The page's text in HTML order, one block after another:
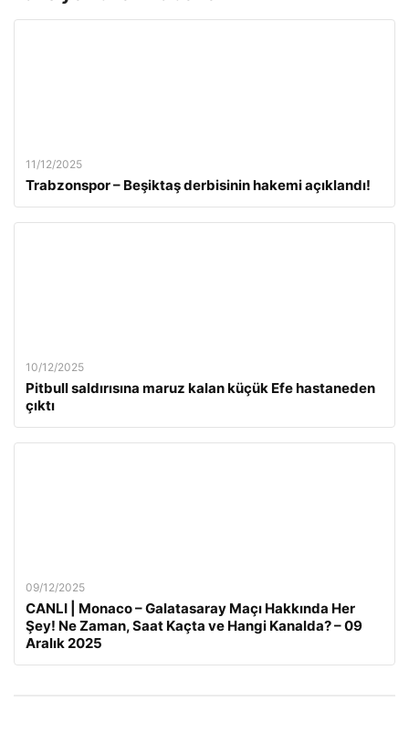
11/12/2025
Trabzonspor – Beşiktaş derbisinin hakemi açıklandı!
10/12/2025
Pitbull saldırısına maruz kalan küçük Efe hastaneden
çıktı
09/12/2025
CANLI | Monaco – Galatasaray Maçı Hakkında Her
Şey! Ne Zaman, Saat Kaçta ve Hangi Kanalda? – 09
Aralık 2025